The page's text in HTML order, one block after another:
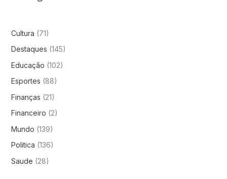
Cultura (71)
Destaques (145)
Educação (102)
Esportes (88)
Finanças (21)
Financeiro (2)
Mundo (139)
Politica (136)
Saude (28)